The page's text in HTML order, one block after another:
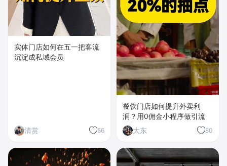
实体门店如何在五一把客流
沉淀成私域会员
清赏 56
餐饮门店如何提升外卖利
润？用0佣金小程序做引流
大东
80